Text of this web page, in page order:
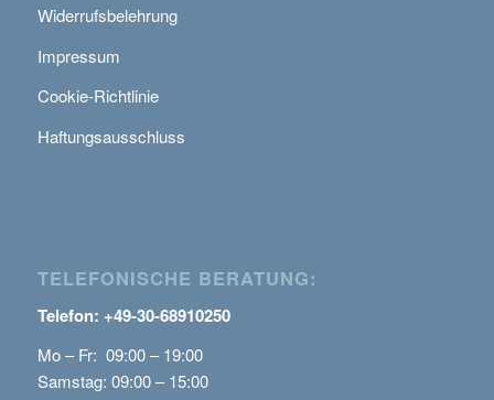
Widerrufsbelehrung
Impressum
Cookie-Richtlinie
Haftungsausschluss
TELEFONISCHE BERATUNG:
Telefon: +49-30-68910250
Mo – Fr: 09:00 – 19:00
Samstag: 09:00 – 15:00